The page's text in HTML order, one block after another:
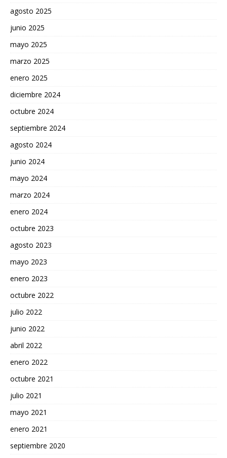
agosto 2025
junio 2025
mayo 2025
marzo 2025
enero 2025
diciembre 2024
octubre 2024
septiembre 2024
agosto 2024
junio 2024
mayo 2024
marzo 2024
enero 2024
octubre 2023
agosto 2023
mayo 2023
enero 2023
octubre 2022
julio 2022
junio 2022
abril 2022
enero 2022
octubre 2021
julio 2021
mayo 2021
enero 2021
septiembre 2020